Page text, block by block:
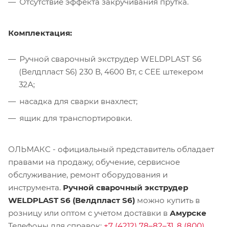
Комплектация:
Ручной сварочный экструдер WELDPLAST S6
(Велдпласт S6) 230 В, 4600 Вт, с CEE штекером
32А;
насадка для сварки внахлест;
ящик для транспортировки.
ОЛЬМАКС - официальный представитель обладает
правами на продажу, обучение, сервисное
обслуживание, ремонт оборудования и
инструмента. Ручной сварочный экструдер
WELDPLAST S6 (Велдпласт S6) можно купить в
розницу или оптом с учетом доставки в Амурске